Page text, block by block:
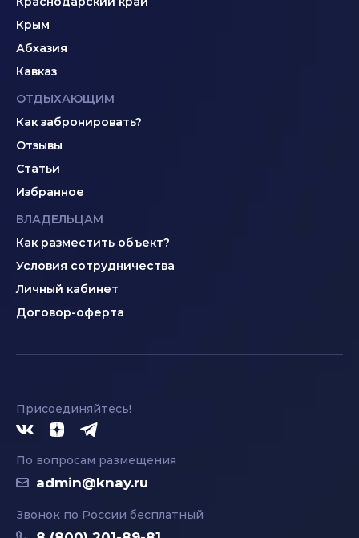
Крым
Абхазия
Кавказ
ОТДЫХАЮЩИМ
Как забронировать?
Отзывы
Статьи
Избранное
ВЛАДЕЛЬЦАМ
Как разместить объект?
Условия сотрудничества
Личный кабинет
Договор-оферта
Присоединяйтесь!
По вопросам размещения
admin@knay.ru
Звонок по России бесплатный